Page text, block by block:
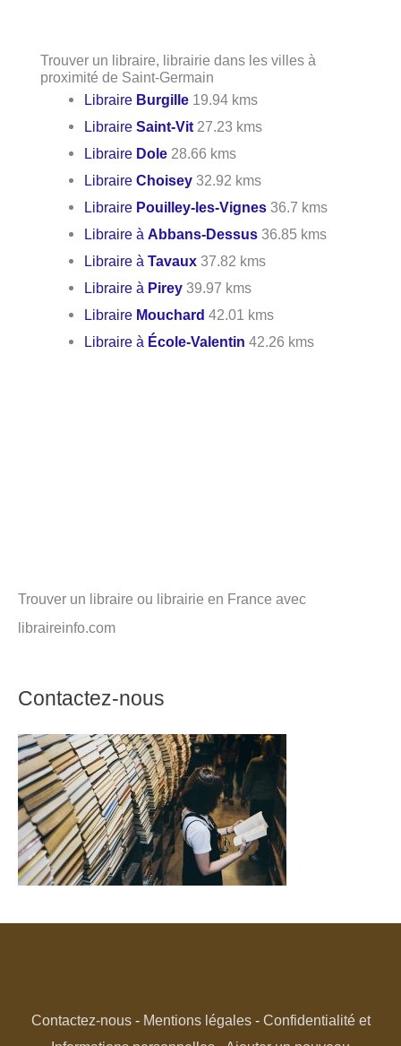
Trouver un libraire, librairie dans les villes à
proximité de Saint-Germain
Libraire Burgille 19.94 kms
LibraireSaint-Vit 27.23 kms
Libraire Dole 28.66 kms
LibraireChoisey 32.92 kms
Libraire Pouilley-les-Vignes 36.7 kms
Libraire àAbbans-Dessus 36.85 kms
Libraire àTavaux 37.82 kms
Libraire à Pirey 39.97 kms
Libraire Mouchard 42.01 kms
Libraire à École-Valentin 42.26 kms
Trouver un libraire ou librairie en France avec
libraireinfo.com
Contactez-nous
Contactez-nous- Mentions légales- Confidentialité et